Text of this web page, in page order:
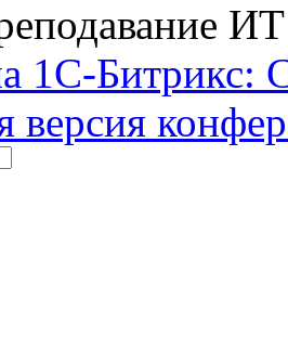
1С-Битрикс:
версия